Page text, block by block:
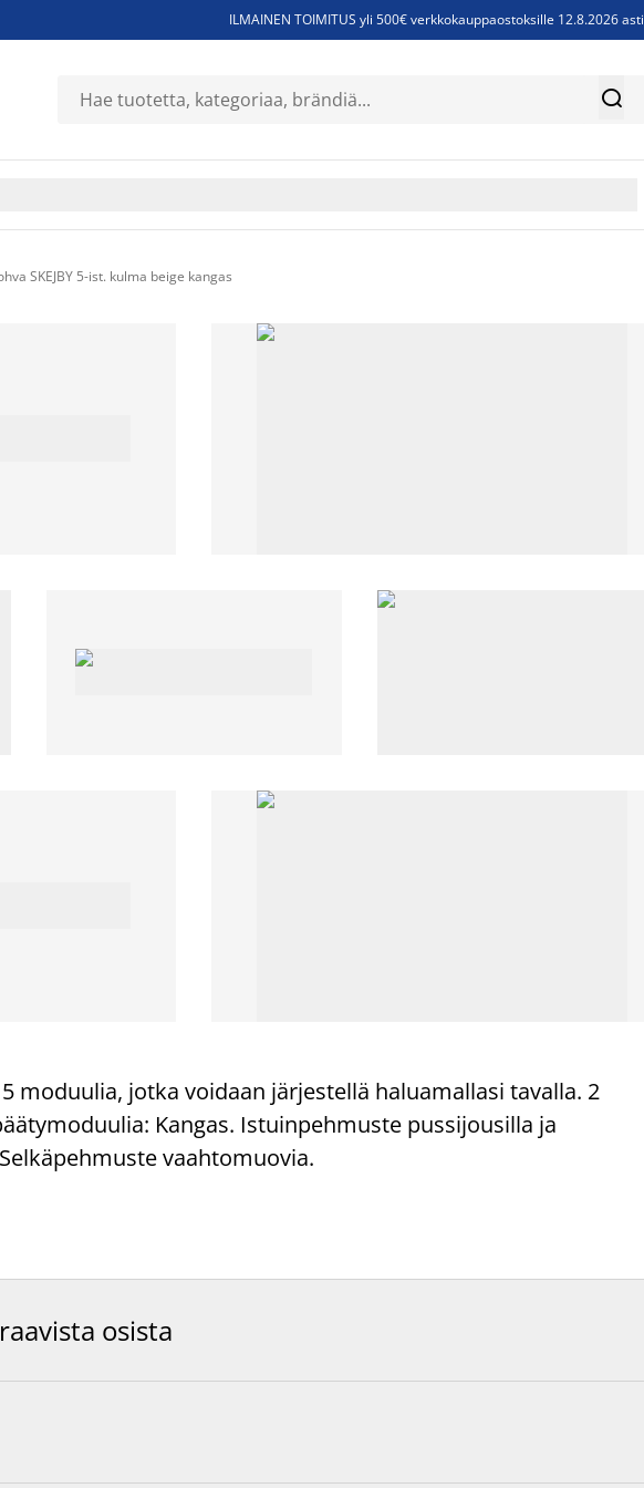
ILMAINEN TOIMITUS yli 500€ verkkokauppaostoksille 12.8.2026 asti
Sijauspatjoja - Säästä jopa 60% 
SKEJBY 5-ist. kulma beige kangas
moduulia, jotka voidaan järjestellä haluamallasi tavalla. 2
Kangas. Istuinpehmuste pussijousilla ja
vaahtomuovia.
osista